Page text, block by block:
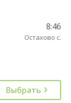
8:46
Остахово с.
Выбрать